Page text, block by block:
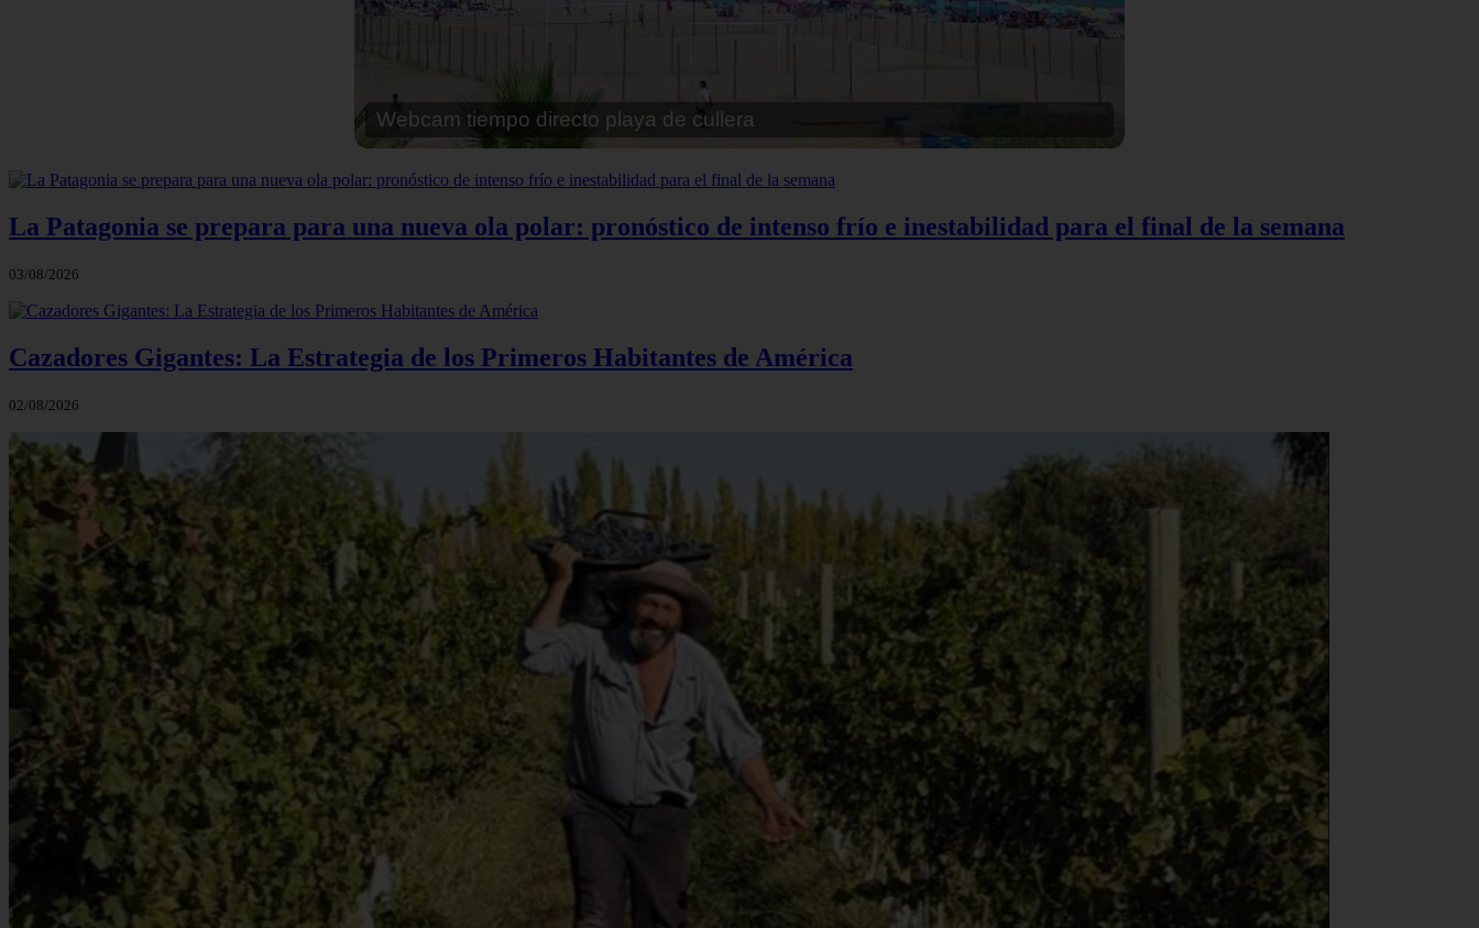
Webcam calpe playa fossa
La Patagonia se prepara para una nueva ola polar: pronóstico de intenso frío e inestabilidad para el final de la semana
03/08/2026
Cazadores Gigantes: La Estrategia de los Primeros Habitantes de América
02/08/2026